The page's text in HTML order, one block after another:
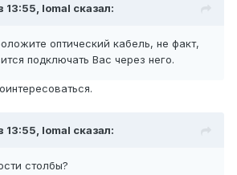
13:55, lomal сказал:
оптический кабель, не факт,
подключать Вас через него.
13:55, lomal сказал:
столбы?